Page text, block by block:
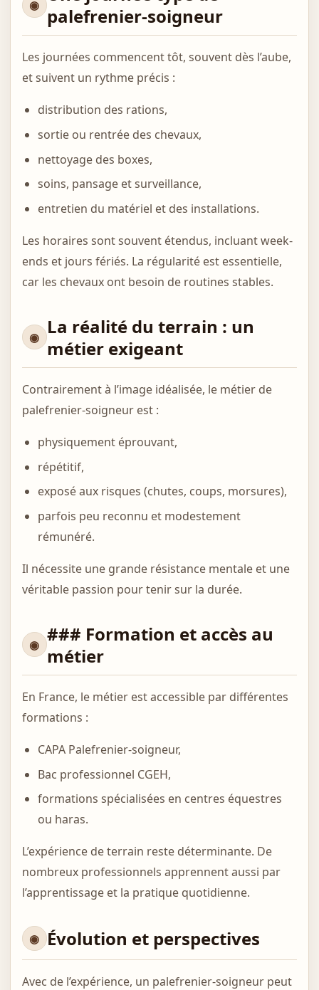
palefrenier-soigneur
Les journées commencent tôt, souvent dès l’aube,
et suivent un rythme précis :
distribution des rations,
sortie ou rentrée des chevaux,
nettoyage des boxes,
soins, pansage et surveillance,
entretien du matériel et des installations.
Les horaires sont souvent étendus, incluant week-
ends et jours fériés. La régularité est essentielle,
car les chevaux ont besoin de routines stables.
La réalité du terrain : un
métier exigeant
Contrairement à l’image idéalisée, le métier de
palefrenier-soigneur est :
physiquement éprouvant,
répétitif,
exposé aux risques (chutes, coups, morsures),
parfois peu reconnu et modestement
rémunéré.
Il nécessite une grande résistance mentale et une
véritable passion pour tenir sur la durée.
### Formation et accès au
métier
En France, le métier est accessible par différentes
formations :
CAPA Palefrenier-soigneur,
Bac professionnel CGEH,
formations spécialisées en centres équestres
ou haras.
L’expérience de terrain reste déterminante. De
nombreux professionnels apprennent aussi par
l’apprentissage et la pratique quotidienne.
Évolution et perspectives
Avec de l’expérience, un palefrenier-soigneur peut